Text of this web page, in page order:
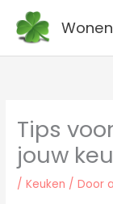
naar
Tips
jouw
/Keuken / Door